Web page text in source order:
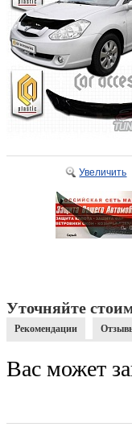
Увеличить
Уточняйте
Рекомендации
Вас может